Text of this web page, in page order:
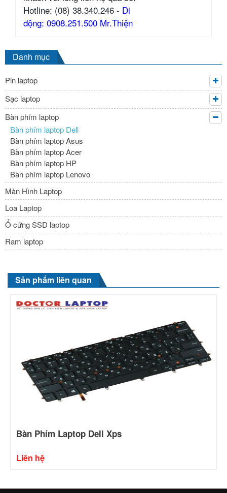
Hotline: (08) 38.340.246 - Di
động: 0908.251.500 Mr.Thiện
Danh mục
Pin laptop
Sạc laptop
Bàn phím laptop
Bàn phím laptop Dell
Bàn phím laptop Asus
Bàn phím laptop Acer
Bàn phím laptop HP
Bàn phím laptop Lenovo
Màn Hình Laptop
Loa Laptop
Ổ cứng SSD laptop
Ram laptop
Sản phẩm liên quan
Bàn Phím Laptop Dell Xps
Liên hệ